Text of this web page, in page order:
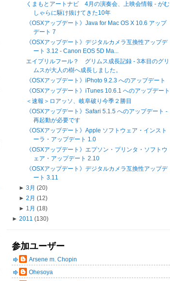
くまもとアートナビ 4月の演奏会、上映会情報 - がむ
しゃらに駆け抜けてきた10年
《OSXアップデート》Java for Mac OS X 10.6 アップ
デート 7
《OSXアップデート》デジタルカメラ互換性アップデ
ート 3.12 - Canon EOS 5D Ma...
エイプリルフール？ グリムス成長記録 - 3本目のグリ
ムスが大人の樹へ成長しました。
《OSXアップデート》iPhoto 9.2.3 へのアップデート
《OSXアップデート》iTunes 10.6.1 へのアップデート
＜速報＞ロアッソ、岐阜破り今季２勝目
《OSXアップデート》Safari 5.1.5 へのアップデート -
再起動が必要です
《OSXアップデート》Apple ソフトウェア・インスト
ーラ・アップデート 1.0
《OSXアップデート》エプソン・プリンタ・ソフトウ
ェア・アップデート 2.10
《OSXアップデート》デジタルカメラ互換性アップデ
ート 3.11
► 3月 (20)
► 2月 (12)
► 1月 (18)
► 2011 (130)
参加ユーザー
Arsene m. Chopin
Ohesoya